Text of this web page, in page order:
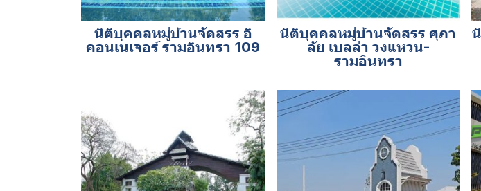
นิติบุคคลหมู่บ้านจัดสรร อิ
คอนเนเจอร์ รามอินทรา 109
นิติบุคคลหมู่บ้านจัดสรร ศุภา
ลัย เบลล่า วงแหวน-
รามอินทรา